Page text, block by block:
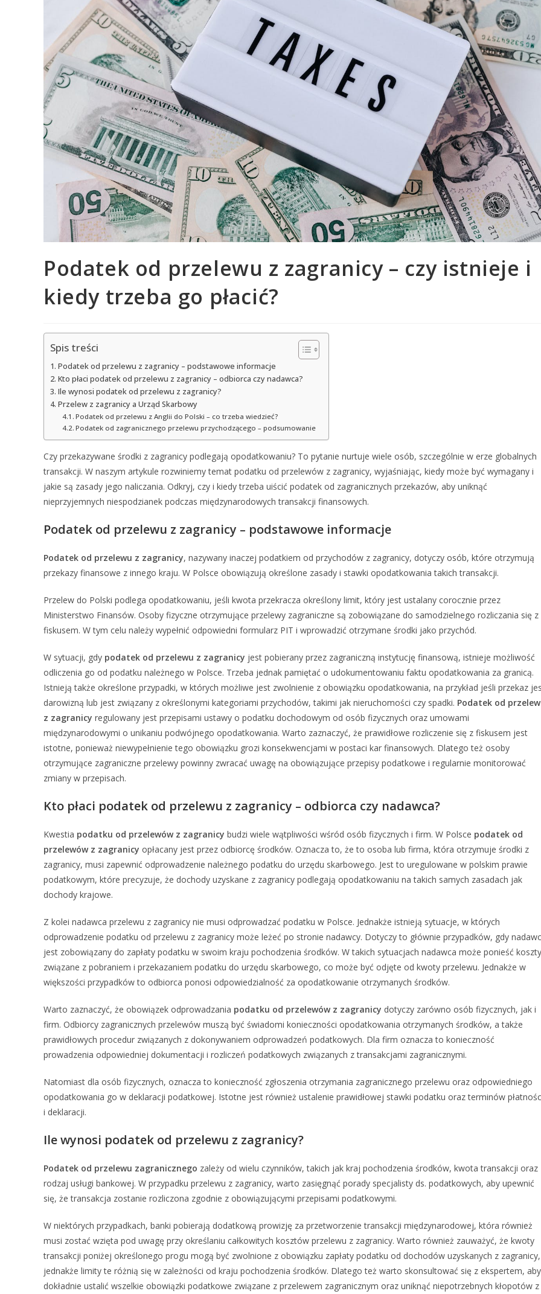
Podatek od przelewu z zagranicy – czy istnieje i
kiedy trzeba go płacić?
Spis treści
Podatek od przelewu z zagranicy – podstawowe informacje
Kto płaci podatek od przelewu z zagranicy – odbiorca czy nadawca?
Ile wynosi podatek od przelewu z zagranicy?
Przelew z zagranicy a Urząd Skarbowy
Podatek od przelewu z Anglii do Polski – co trzeba wiedzieć?
Podatek od zagranicznego przelewu przychodzącego – podsumowanie
Czy przekazywane środki z zagranicy podlegają opodatkowaniu? To pytanie nurtuje wiele osób, szczególnie w erze globalnych
transakcji. W naszym artykule rozwiniemy temat podatku od przelewów z zagranicy, wyjaśniając, kiedy może być wymagany i
jakie są zasady jego naliczania. Odkryj, czy i kiedy trzeba uiścić podatek od zagranicznych przekazów, aby uniknąć
nieprzyjemnych niespodzianek podczas międzynarodowych transakcji finansowych.
Podatek od przelewu z zagranicy – podstawowe informacje
Podatek od przelewu z zagranicy, nazywany inaczej podatkiem od przychodów z zagranicy, dotyczy osób, które otrzymują
przekazy finansowe z innego kraju. W Polsce obowiązują określone zasady i stawki opodatkowania takich transakcji.
Przelew do Polski podlega opodatkowaniu, jeśli kwota przekracza określony limit, który jest ustalany corocznie przez
Ministerstwo Finansów. Osoby fizyczne otrzymujące przelewy zagraniczne są zobowiązane do samodzielnego rozliczania się z
fiskusem. W tym celu należy wypełnić odpowiedni formularz PIT i wprowadzić otrzymane środki jako przychód.
W sytuacji, gdy podatek od przelewu z zagranicy jest pobierany przez zagraniczną instytucję finansową, istnieje możliwość
odliczenia go od podatku należnego w Polsce. Trzeba jednak pamiętać o udokumentowaniu faktu opodatkowania za granicą.
Istnieją także określone przypadki, w których możliwe jest zwolnienie z obowiązku opodatkowania, na przykład jeśli przekaz
darowizną lub jest związany z określonymi kategoriami przychodów, takimi jak nieruchomości czy spadki. Podatek od
z zagranicy regulowany jest przepisami ustawy o podatku dochodowym od osób fizycznych oraz umowami
międzynarodowymi o unikaniu podwójnego opodatkowania. Warto zaznaczyć, że prawidłowe rozliczenie się z fiskusem jest
istotne, ponieważ niewypełnienie tego obowiązku grozi konsekwencjami w postaci kar finansowych. Dlatego też osoby
otrzymujące zagraniczne przelewy powinny zwracać uwagę na obowiązujące przepisy podatkowe i regularnie monitorować
zmiany w przepisach.
Kto płaci podatek od przelewu z zagranicy – odbiorca czy nadawca?
Kwestia podatku od przelewów z zagranicy budzi wiele wątpliwości wśród osób fizycznych i firm. W Polsce podatek od
przelewów z zagranicy opłacany jest przez odbiorcę środków. Oznacza to, że to osoba lub firma, która otrzymuje środki z
zagranicy, musi zapewnić odprowadzenie należnego podatku do urzędu skarbowego. Jest to uregulowane w polskim prawie
podatkowym, które precyzuje, że dochody uzyskane z zagranicy podlegają opodatkowaniu na takich samych zasadach jak
dochody krajowe.
Z kolei nadawca przelewu z zagranicy nie musi odprowadzać podatku w Polsce. Jednakże istnieją sytuacje, w których
odprowadzenie podatku od przelewu z zagranicy może leżeć po stronie nadawcy. Dotyczy to głównie przypadków, gdy
jest zobowiązany do zapłaty podatku w swoim kraju pochodzenia środków. W takich sytuacjach nadawca może ponieść koszty
związane z pobraniem i przekazaniem podatku do urzędu skarbowego, co może być odjęte od kwoty przelewu. Jednakże w
większości przypadków to odbiorca ponosi odpowiedzialność za opodatkowanie otrzymanych środków.
Warto zaznaczyć, że obowiązek odprowadzania podatku od przelewów z zagranicy dotyczy zarówno osób fizycznych, jak i
firm. Odbiorcy zagranicznych przelewów muszą być świadomi konieczności opodatkowania otrzymanych środków, a także
prawidłowych procedur związanych z dokonywaniem odprowadzeń podatkowych. Dla firm oznacza to konieczność
prowadzenia odpowiedniej dokumentacji i rozliczeń podatkowych związanych z transakcjami zagranicznymi.
Natomiast dla osób fizycznych, oznacza to konieczność zgłoszenia otrzymania zagranicznego przelewu oraz odpowiedniego
opodatkowania go w deklaracji podatkowej. Istotne jest również ustalenie prawidłowej stawki podatku oraz terminów
i deklaracji.
Ile wynosi podatek od przelewu z zagranicy?
Podatek od przelewu zagranicznego zależy od wielu czynników, takich jak kraj pochodzenia środków, kwota transakcji oraz
rodzaj usługi bankowej. W przypadku przelewu z zagranicy, warto zasięgnąć porady specjalisty ds. podatkowych, aby upewnić
się, że transakcja zostanie rozliczona zgodnie z obowiązującymi przepisami podatkowymi.
W niektórych przypadkach, banki pobierają dodatkową prowizję za przetworzenie transakcji międzynarodowej, która również
musi zostać wzięta pod uwagę przy określaniu całkowitych kosztów przelewu z zagranicy. Warto również zauważyć, że kwoty
transakcji poniżej określonego progu mogą być zwolnione z obowiązku zapłaty podatku od dochodów uzyskanych z zagranicy,
jednakże limity te różnią się w zależności od kraju pochodzenia środków. Dlatego też warto skonsultować się z ekspertem, aby
dokładnie ustalić wszelkie obowiązki podatkowe związane z przelewem zagranicznym oraz uniknąć niepotrzebnych kłopotów z